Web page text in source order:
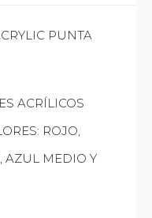
PUNTA
ACRÍLICOS
ROJO,
AZUL MEDIO Y